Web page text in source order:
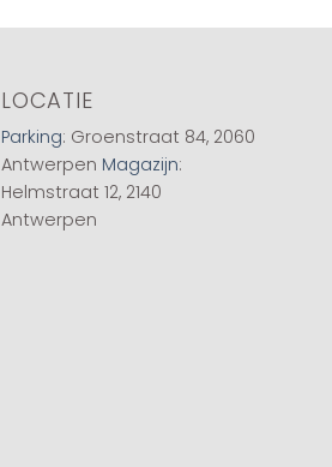
LOCATIE
Parking: Groenstraat 84, 2060
Antwerpen Magazijn:
Helmstraat 12, 2140
Antwerpen